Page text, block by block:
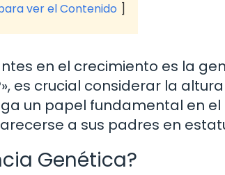
ver el Contenido
en el crecimiento es la
es crucial considerar la
un papel fundamental en
a sus padres en
Genética?